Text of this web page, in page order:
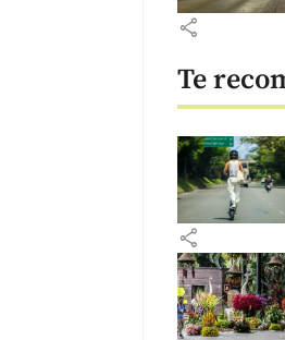
share
Te
share